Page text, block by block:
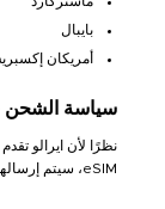
بايبال
أمريكان
سياسة الشحن
نظرًا لأن ايرالو
eSIM، سيتم إرسالها إليك إلكترونيًا، وجاهزة للاستخدام الفوري.